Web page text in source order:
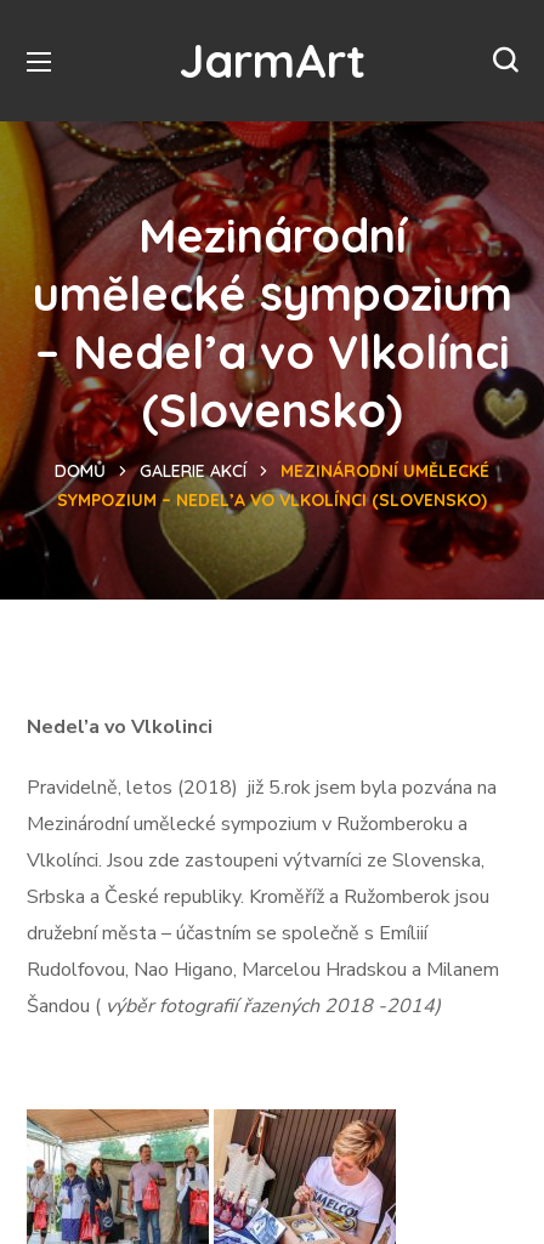
JarmArt
Mezinárodní
umělecké sympozium
– Nedel’a vo Vlkolínci
(Slovensko)
DOMŮ GALERIE AKCÍ
MEZINÁRODNÍ UMĚLECKÉ
SYMPOZIUM – NEDEL’A VO VLKOLÍNCI (SLOVENSKO)
Nedel’a vo Vlkolinci
Pravidelně, letos (2018) již 5.rok jsem byla pozvána na
Mezinárodní umělecké sympozium v Ružomberoku a
Vlkolínci. Jsou zde zastoupeni výtvarníci ze Slovenska,
Srbska a České republiky. Kroměříž a Ružomberok jsou
družební města – účastním se společně s Emíliií
Rudolfovou, Nao Higano, Marcelou Hradskou a Milanem
Šandou ( výběr fotografií řazených 2018 -2014)